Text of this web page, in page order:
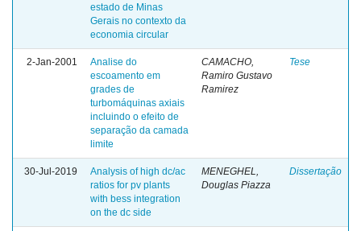
estado de Minas
Gerais no contexto da
economia circular
2-Jan-2001
Analise do
escoamento em
grades de
turbomáquinas axiais
incluindo o efeito de
separação da camada
limite
CAMACHO,
Ramiro Gustavo
Ramirez
Tese
30-Jul-2019
Analysis of high dc/ac
ratios for pv plants
with bess integration
on the dc side
MENEGHEL,
Douglas Piazza
Dissertação